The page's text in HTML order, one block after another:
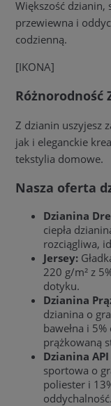
Większość dzianin,
przewiewna i
codzienną.
[IKONA]
Różnorodność
Z dzianin uszyjesz
jak i eleganckie
tekstylia domowe.
Nasza oferta
Dzianina
ciepła
rozciągliwa,
Jersey:
220 g/m² z
dotyku.
Dzianina
dzianina o
bawełna i
prążkowaną
Dzianina
sportowa o
poliester i
oddychalność.